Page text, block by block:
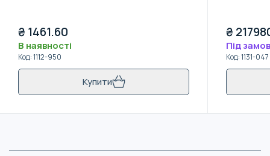
₴ 1461.60
В наявності
Код:1112-950
Купити
₴
Під
Код:1131-047